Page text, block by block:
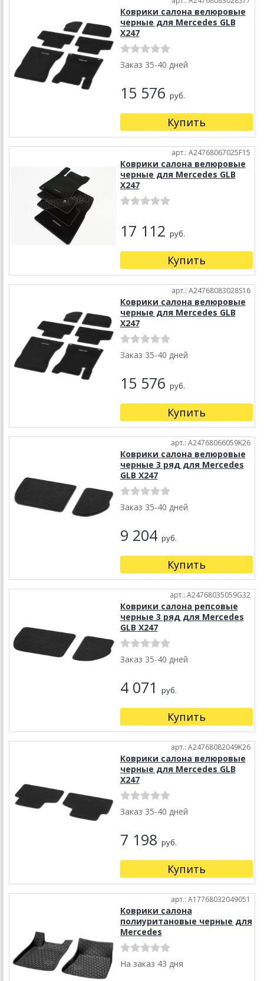
Коврики салона велюровые
черные для Mercedes GLB
X247
Заказ 35-40 дней
15 576 руб.
Купить
арт.: A24768067025F15
Коврики салона велюровые
черные для Mercedes GLB
X247
17 112 руб.
Купить
арт.: A24768083028S16
Коврики салона велюровые
черные для Mercedes GLB
X247
Заказ 35-40 дней
15 576 руб.
Купить
арт.: A24768066059K26
Коврики салона велюровые
черные 3 ряд для Mercedes
GLB X247
Заказ 35-40 дней
9 204 руб.
Купить
арт.: A24768035059G32
Коврики салона репсовые
черные 3 ряд для Mercedes
GLB X247
Заказ 35-40 дней
4 071 руб.
Купить
арт.: A24768082049K26
Коврики салона велюровые
черные для Mercedes GLB
X247
Заказ 35-40 дней
7 198 руб.
Купить
арт.: A17768032049051
Коврики салона
полиуритановые черные для
Mercedes
На заказ 43 дня